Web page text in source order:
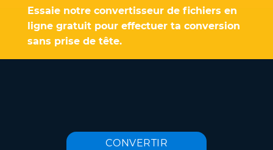
Essaie notre convertisseur de fichiers en
ligne gratuit pour effectuer ta conversion
sans prise de tête.
CONVERTIR